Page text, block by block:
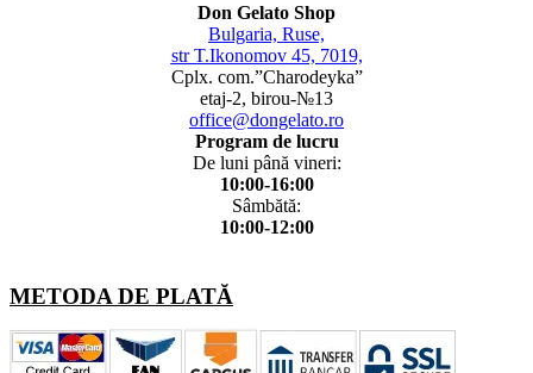
Don Gelato Shop
Bulgaria, Ruse,
str T.Ikonomov 45, 7019,
Cplx. com.”Charodeyka”
etaj-2, birou-№13
office@dongelato.ro
Program de lucru
De luni până vineri:
10:00-16:00
Sâmbătă:
10:00-12:00
METODA DE PLATĂ